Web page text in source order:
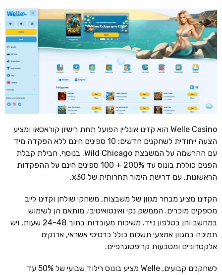
Welle Casino הוא קזינו אונליין הפועל תחת רישיון קוראסאו ומציע
הצעה ייחודית לשחקנים חדשים: 10 ספינים חינם ללא הפקדה מיד
עם ההרשמה על המשבצת Wild Chicago. בנוסף, חבילת קבלת
הפנים כוללת בונוס עד 200% + 100 ספינים חינם על ההפקדות
הראשונות, עם דרישת הימור תחרותית של x30.
הקזינו מציע מבחר מגוון של משבצות, משחקי שולחן וקזינו לייב
מספקים מוכרים. הממשק נקי ואינטואיטיבי, מותאם הן לשימוש
במחשב והן בטלפון נייד. משיכות מעובדות בתוך 24-48 שעות, ויש
תמיכה במגוון אמצעי תשלום כולל כרטיסי אשראי, ארנקים
אלקטרוניים ומטבעות קריפטוגרפיים.
לשחקנים קבועים, Welle מציע בונוס רילוד שבועי של 50% עד